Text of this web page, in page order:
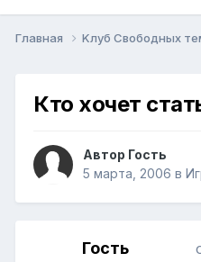
Главная Kлуб Свободных
Кто хочет
Автор Гость
5 марта, 2006 в
Гость